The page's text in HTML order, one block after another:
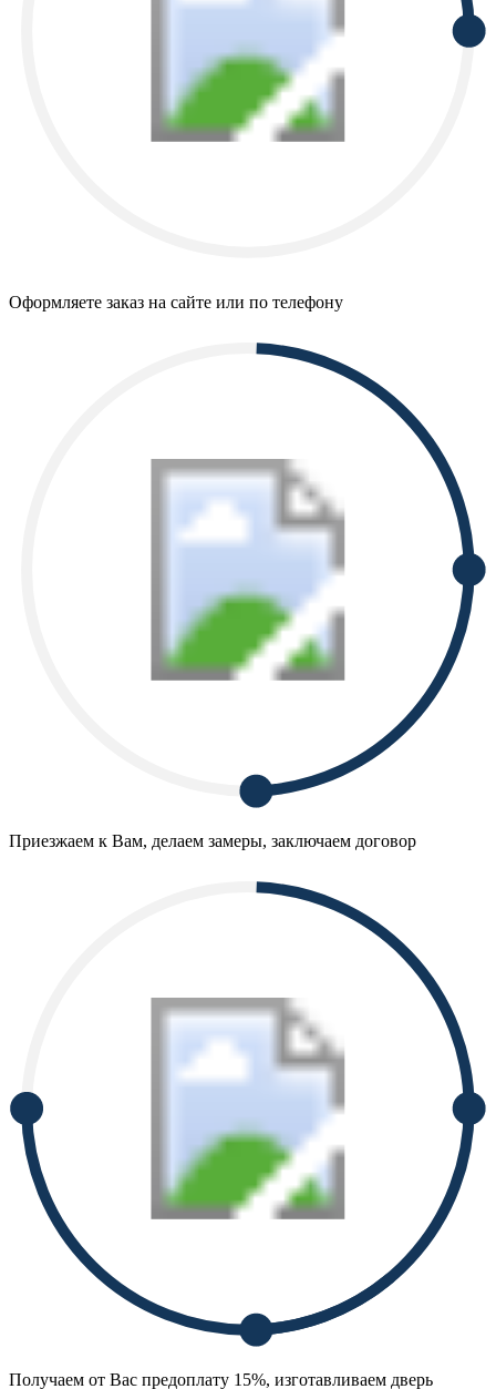
Оформляете заказ на сайте или по телефону
Приезжаем к Вам, делаем замеры, заключаем договор
Получаем от Вас предоплату 15%, изготавливаем дверь